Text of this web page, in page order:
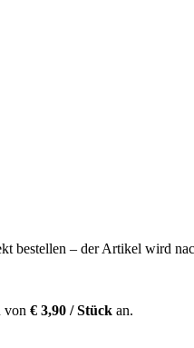
bestellen – der Artikel wird
von € 3,90 / Stück an.